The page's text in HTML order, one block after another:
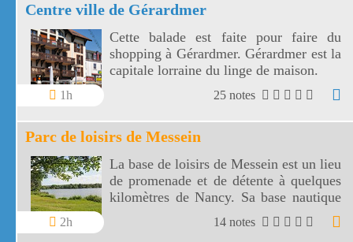
Centre ville de Gérardmer
1h
Cette balade est faite pour faire du
shopping à Gérardmer. Gérardmer est la
capitale lorraine du linge de maison.
25 notes
Parc de loisirs de Messein
2h
La base de loisirs de Messein est un lieu
de promenade et de détente à quelques
kilomètres de Nancy. Sa base nautique
utilise un plan d'eau de 14 hectares.
14 notes